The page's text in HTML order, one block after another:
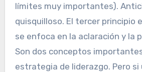
límites muy importantes).
quisquilloso. El tercer principio
se enfoca en la aclaración y la
Son dos conceptos
estrategia de liderazgo. Pero si